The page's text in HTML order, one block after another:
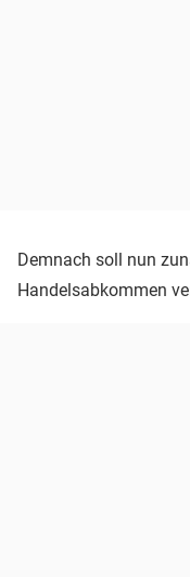
Demnach soll nun
Handelsabkommen